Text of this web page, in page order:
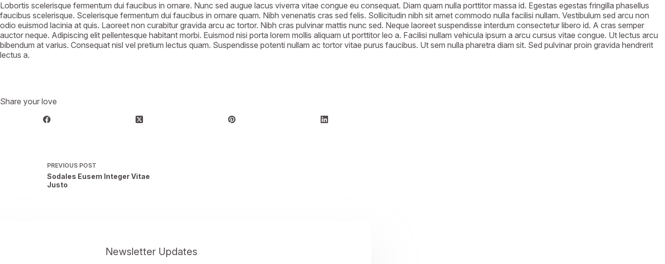
Lobortis scelerisque fermentum dui faucibus in ornare. Nunc sed augue lacus viverra vitae congue eu consequat. Diam quam nulla porttitor massa id. Egestas egestas fringilla phasellus
faucibus scelerisque. Scelerisque fermentum dui faucibus in ornare quam. Nibh venenatis cras sed felis. Sollicitudin nibh sit amet commodo nulla facilisi nullam. Vestibulum sed arcu non
odio euismod lacinia at quis. Laoreet non curabitur gravida arcu ac tortor. Nibh cras pulvinar mattis nunc sed. Neque laoreet suspendisse interdum consectetur libero id. A cras semper
auctor neque. Adipiscing elit pellentesque habitant morbi. Euismod nisi porta lorem mollis aliquam ut porttitor leo a. Facilisi nullam vehicula ipsum a arcu cursus vitae congue. Ut lectus arcu
bibendum at varius. Consequat nisl vel pretium lectus quam. Suspendisse potenti nullam ac tortor vitae purus faucibus. Ut sem nulla pharetra diam sit. Sed pulvinar proin gravida hendrerit
lectus a.
Share your love
PREVIOUS POST
Sodales Eusem Integer Vitae
Justo
Newsletter Updates